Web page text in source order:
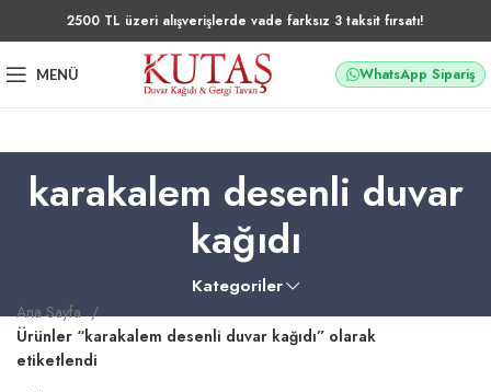
2500 TL üzeri alışverişlerde vade farksız 3 taksit fırsatı!
MENÜ WhatsApp Sipariş
karakalem desenli duvar
kağıdı
Kategoriler
Ana Sayfa
Ürünler “karakalem desenli duvar kağıdı” olarak
etiketlendi